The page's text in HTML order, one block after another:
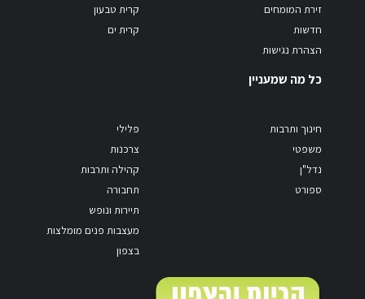
זירת המומחים
חדשות
הצהרת נגישות
קרית טבעון
קרית ים
כל מה שמעניין
חינוך ותרבות
משפטי
נדל"ן
ספורט
פלילי
צרכנות
קהילה ותרבות
תחבורה
תיירות ונופש
מעצבות פנים מומלצות
בצפון